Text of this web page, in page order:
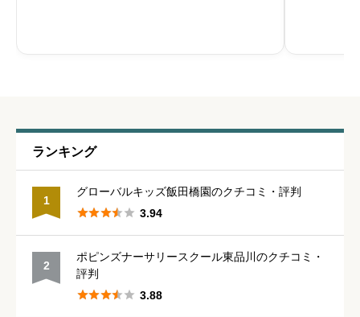
星の数をお選びください 
星の数をお選びください
ランキング
1
グローバルキッズ飯田橋園のクチコミ・評判
 3.94
2
ポピンズナーサリースクール東品川のクチコミ・
評判
 3.88